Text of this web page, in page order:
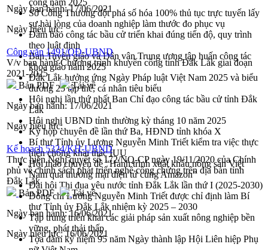
công năm 2025
Sở Công Thương đột phá số hóa 100% thủ tục trực tuyến lấy
sự hài lòng của doanh nghiệp làm thước đo phục vụ
Đảm bảo công tác bầu cử triển khai đúng tiến độ, quy trình
theo luật định
Ban Tuyên giáo và Dân vận Trung ương tập huấn công tác
khoa giáo năm 2025
Đắk Lắk hưởng ứng Ngày Pháp luật Việt Nam 2025 và biểu
dương 25 tập thể, cá nhân tiêu biểu
Hội nghị lần thứ nhất Ban Chỉ đạo công tác bầu cử tỉnh Đắk
Lắk
Hội nghị UBND tỉnh thường kỳ tháng 10 năm 2025
Kỳ họp chuyên đề lần thứ Ba, HĐND tỉnh khóa X
Bí thư Tỉnh ủy Lương Nguyễn Minh Triết kiểm tra việc thực
hiện chống khai thác IUU
Hội thảo chuyên đề “Hành trình xuất khẩu nông sản Việt
Nam qua thương mại điện tử cùng Amazon”
Đại hội Thi đua yêu nước tỉnh Đắk Lắk lần thứ I (2025-2030)
Đồng chí Lương Nguyễn Minh Triết được chỉ định làm Bí
thư Tỉnh ủy Đắk Lắk nhiệm kỳ 2025 – 2030
Tập trung triển khai các giải pháp sản xuất nông nghiệp bền
vững, phát thải thấp
Tọa đàm kỷ niệm 95 năm Ngày thành lập Hội Liên hiệp Phụ
Ngày ban hành:17/06/2021
Ngày hiệu lực:
Công văn 1491/QĐ-UBND
V/v ban hành Chương trình khuyến công tỉnh Đắk Lắk giai đoạn
2021-2025
Bản PDF
Tải về
Ngày ban hành:17/06/2021
Ngày hiệu lực:
Kế hoạch 5324/KH-UBND
Thực hiện Nghị quyết số 172/NQ-CP ngày 19/11/2020 của Chính
phủ về chính sách phát triển nghề công chứng trên địa bàn tỉnh
Đắk Lắk
Bản PDF
Tải về
Ngày ban hành:16/06/2021
Ngày hiệu lực:16/06/2021